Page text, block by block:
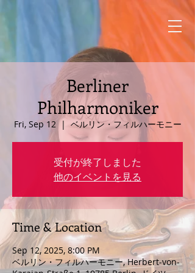
Berliner
Philharmoniker
Fri, Sep 12
  |
ベルリン・フィルハーモニー
受付が終了しました
他のイベントを見る
Time & Location
Sep 12, 2025, 8:00 PM
ベルリン・フィルハーモニー, Herbert-von-